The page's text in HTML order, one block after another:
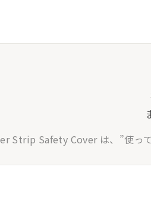
Strip Safety Cover は、”使っ